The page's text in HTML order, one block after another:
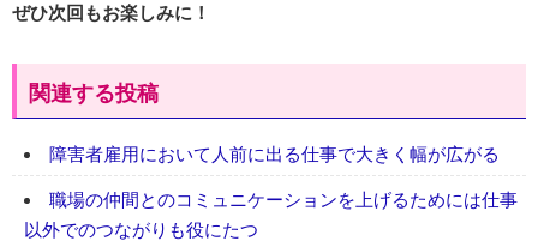
ぜひ次回もお楽しみに！
関連する投稿
障害者雇用において人前に出る仕事で大きく幅が広がる
職場の仲間とのコミュニケーションを上げるためには仕事
以外でのつながりも役にたつ